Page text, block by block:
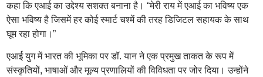
कहा कि एआई का उद्देश्य सशक्त बनाना है। “मेरी राय में एआई का भविष्य एक
ऐसा भविष्य है जिसमें हर कोई स्मार्ट चश्में की तरह डिजिटल सहायक के साथ
घूम रहा होगा।”
एआई युग में भारत की भूमिका पर डॉ. यान ने एक प्रमुख ताकत के रूप में
संस्कृतियों, भाषाओं और मूल्य प्रणालियों की विविधता पर जोर दिया। उन्होंने